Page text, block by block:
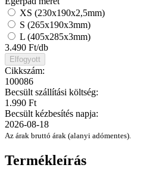
XS (230x190x2,5mm)
S (265x190x3mm)
L (405x285x3mm)
3.490 Ft/db
Elfogyott
Cikkszám:
100086
Becsült szállítási költség:
1.990 Ft
Becsült kézbesítés napja:
2026-08-18
Az árak bruttó árak (alanyi adómentes).
Termékleírás